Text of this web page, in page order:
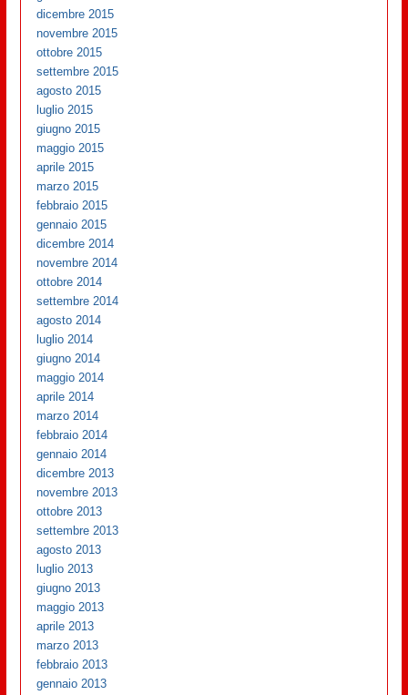
dicembre 2015
novembre 2015
ottobre 2015
settembre 2015
agosto 2015
luglio 2015
giugno 2015
maggio 2015
aprile 2015
marzo 2015
febbraio 2015
gennaio 2015
dicembre 2014
novembre 2014
ottobre 2014
settembre 2014
agosto 2014
luglio 2014
giugno 2014
maggio 2014
aprile 2014
marzo 2014
febbraio 2014
gennaio 2014
dicembre 2013
novembre 2013
ottobre 2013
settembre 2013
agosto 2013
luglio 2013
giugno 2013
maggio 2013
aprile 2013
marzo 2013
febbraio 2013
gennaio 2013